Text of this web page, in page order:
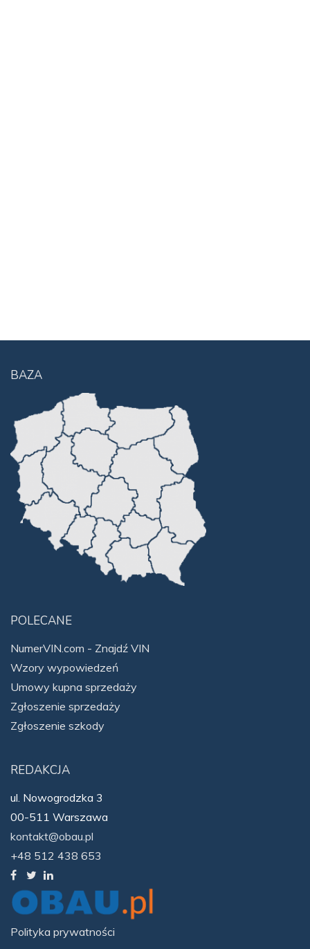
BAZA
POLECANE
NumerVIN.com - Znajdź VIN
Wzory wypowiedzeń
Umowy kupna sprzedaży
Zgłoszenie sprzedaży
Zgłoszenie szkody
REDAKCJA
ul. Nowogrodzka 3
00-511 Warszawa
kontakt@obau.pl
+48 512 438 653
Polityka prywatności